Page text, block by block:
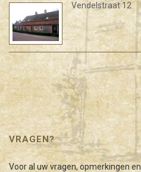
Vendelstraat 12
VRAGEN?
Voor al uw vragen, opmerkingen